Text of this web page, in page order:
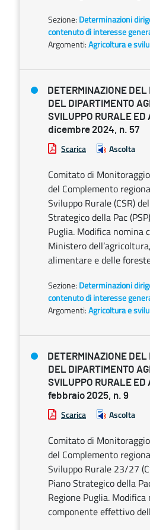
Sezione: Determinazioni
contenuto di interesse
Argomenti:Agricoltura e
DETERMINAZIONE DEL
DEL DIPARTIMENTO
SVILUPPO RURALE ED
dicembre 2024, n. 57
Scarica Ascolta
Comitato di
del Complemento
Sviluppo Rurale (CSR)
Strategico della Pac
Puglia. Modifica nomina
Ministero
alimentare e delle
Sezione: Determinazioni
contenuto di interesse
Argomenti:Agricoltura e
DETERMINAZIONE DEL
DEL DIPARTIMENTO
SVILUPPO RURALE ED
febbraio 2025, n. 9
Scarica Ascolta
Comitato di
del Complemento
Sviluppo Rurale 23/27
Piano Strategico della
Regione Puglia. Modifica
componente effettivo